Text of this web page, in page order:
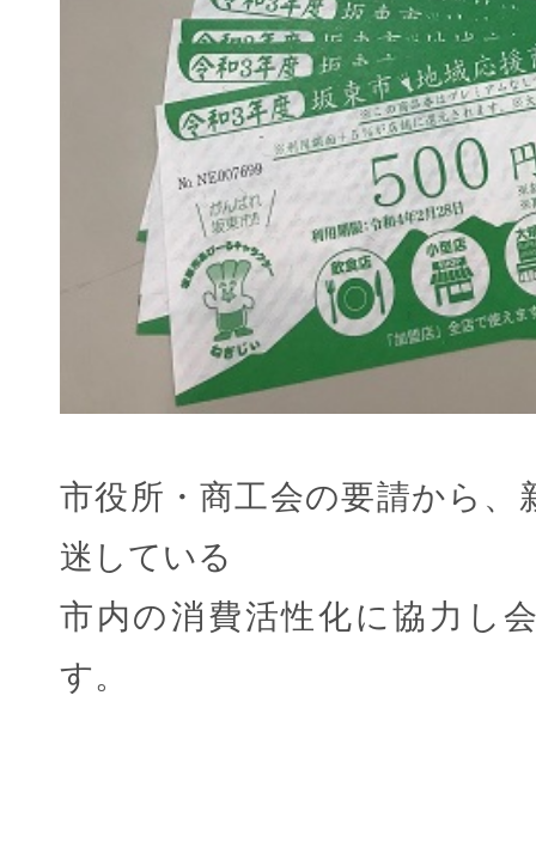
市役所・商工会の要請から、
迷している
市内の消費活性化に協力し
す。